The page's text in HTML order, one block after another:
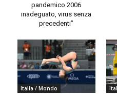
pandemico 2006
inadeguato, virus senza
precedenti”
Italia / Mondo